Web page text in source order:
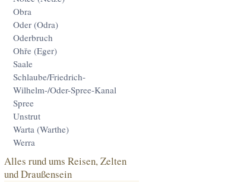
Obra
Oder (Odra)
Oderbruch
Ohře (Eger)
Saale
Schlaube/Friedrich-
Wilhelm-/Oder-Spree-Kanal
Spree
Unstrut
Warta (Warthe)
Werra
Alles rund ums Reisen, Zelten
und Draußensein